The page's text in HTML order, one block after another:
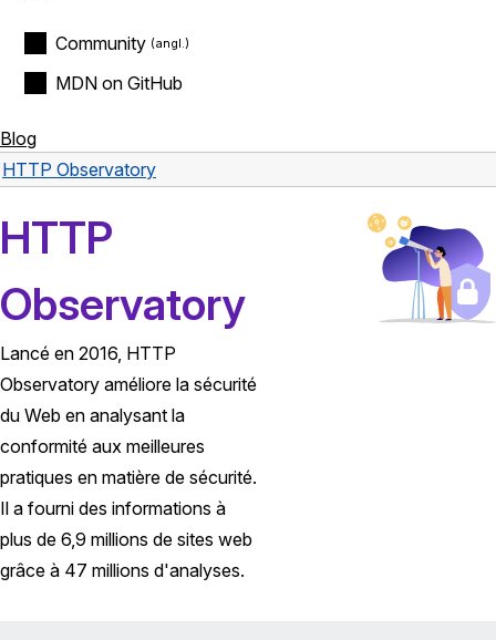
Community
MDN on GitHub
Blog
HTTP Observatory
HTTP
Observatory
Lancé en 2016, HTTP
Observatory améliore la sécurité
du Web en analysant la
conformité aux meilleures
pratiques en matière de sécurité.
Il a fourni des informations à
plus de 6,9 millions de sites web
grâce à 47 millions d'analyses.